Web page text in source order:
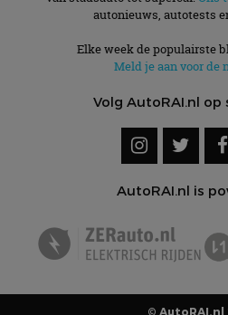
autonieuws, autotests
Elke week de populairste
Meld je aan voor de
Volg AutoRAI.nl op
AutoRAI.nl is
© AutoRAI.nl